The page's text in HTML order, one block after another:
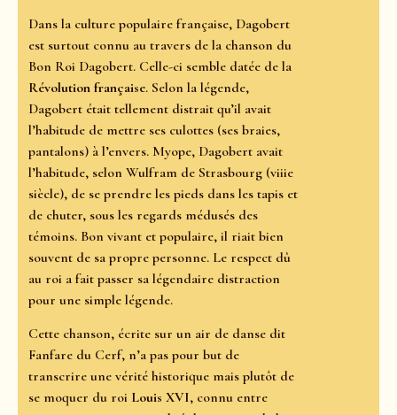
Dans la culture populaire française, Dagobert
est surtout connu au travers de la chanson du
Bon Roi Dagobert. Celle-ci semble datée de la
Révolution française. Selon la légende,
Dagobert était tellement distrait qu’il avait
l’habitude de mettre ses culottes (ses braies,
pantalons) à l’envers. Myope, Dagobert avait
l’habitude, selon Wulfram de Strasbourg (viiie
siècle), de se prendre les pieds dans les tapis et
de chuter, sous les regards médusés des
témoins. Bon vivant et populaire, il riait bien
souvent de sa propre personne. Le respect dû
au roi a fait passer sa légendaire distraction
pour une simple légende.
Cette chanson, écrite sur un air de danse dit
Fanfare du Cerf, n’a pas pour but de
transcrire une vérité historique mais plutôt de
se moquer du roi Louis XVI, connu entre